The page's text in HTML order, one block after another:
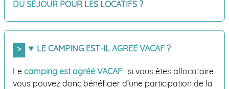
DU SÉJOUR POUR LES LOCATIFS ?
LE CAMPING EST-ILAGRÉÉ VACAF ?
Le camping est agréé VACAF : si vous êtes allocataire
vous pouvez donc bénéficier d’une participation de la